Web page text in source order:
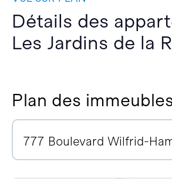
Détails des
Les Jardins de la
Plan des